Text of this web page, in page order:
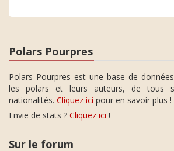
Polars Pourpres
Polars Pourpres est une base de
les polars et leurs auteurs, de tous
nationalités. Cliquez ici pour en savoir plus !
Envie de stats ? Cliquez ici !
Sur le forum